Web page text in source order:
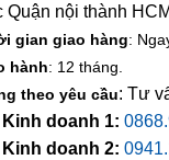
Quận nội thành
gian giao hàng:
hành: 12 tháng.
theo yêu cầu: Tư
doanh 1:
doanh 2: